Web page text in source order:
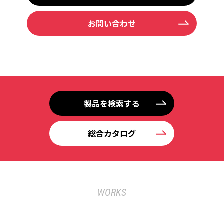
お問い合わせ
製品を検索する
総合カタログ
WORKS